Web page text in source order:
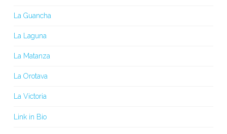
La Guancha
La Laguna
La Matanza
La Orotava
La Victoria
Link in Bio